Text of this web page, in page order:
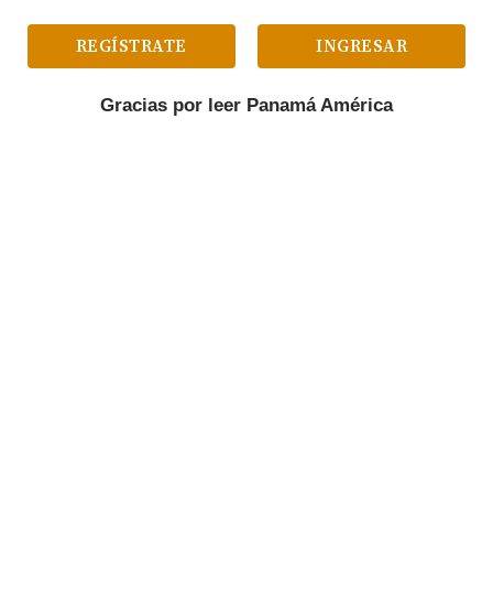
REGÍSTRATE INGRESAR
Gracias por leer Panamá América